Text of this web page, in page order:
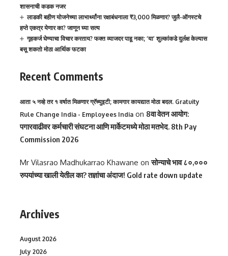
शासनाची कडक नजर
लाडकी बहीण योजनेच्या लाभार्थ्यांना रक्षाबंधनाला ₹3,000 मिळणार? जुलै-ऑगस्टचे
हप्ते एकत्र येणार का? जाणून घ्या सत्य
गृहकर्ज घेण्याचा विचार करताय? फक्त व्याजदर पाहू नका; ‘या’ शुल्कांकडे दुर्लक्ष केल्यास
बसू शकतो मोठा आर्थिक फटका
Recent Comments
आता ५ नव्हे तर १ वर्षात मिळणार ग्रॅच्युइटी; कामगार कायद्यात मोठा बदल. Gratuity
Rule Change India - Employees India on 8वा वेतन आयोग:
पगारवाढीवर कर्मचारी संघटना आणि मार्केटमध्ये मोठा मतभेद. 8th Pay
Commission 2026
Mr Vilasrao Madhukarrao Khawane onसोन्याचे भाव ८०,०००
रुपयांच्या खाली येतील का? तज्ञांचा अंदाज! Gold rate down update
Archives
August 2026
July 2026